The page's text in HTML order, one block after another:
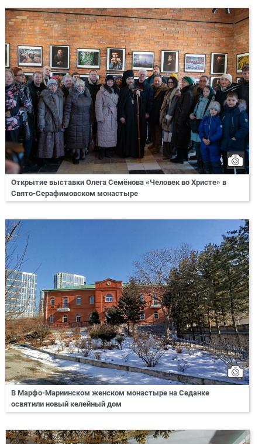
Открытие выставки Олега Семёнова «Человек во Христе» в
Свято-Серафимовском монастыре
В Марфо-Мариинском женском монастыре на Седанке
освятили новый келейный дом